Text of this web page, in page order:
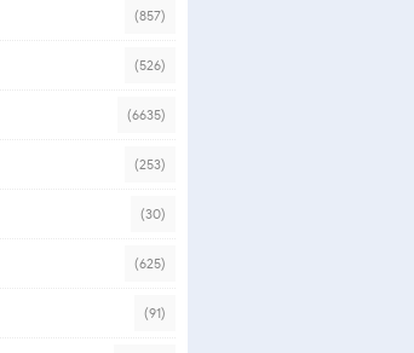
(857)
(526)
(6635)
(253)
(30)
(625)
(91)